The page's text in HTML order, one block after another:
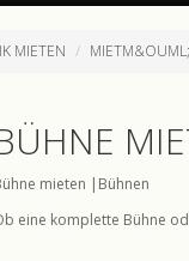
MIETEN
mieten |Bühnen
eine komplette Bühne